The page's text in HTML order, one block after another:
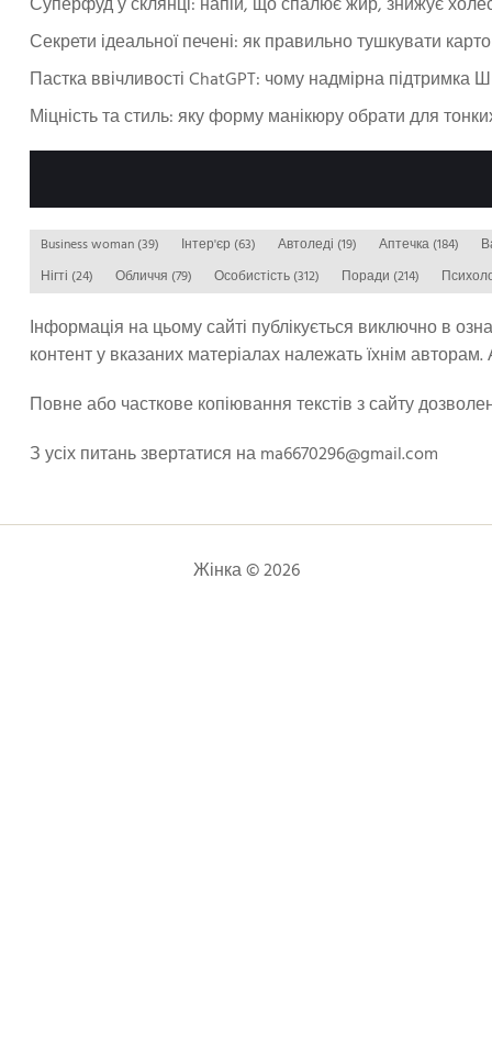
Секрети ідеальної печені: як правильно тушкувати
Пастка ввічливості ChatGPT: чому надмірна
Міцність та стиль: яку форму манікюру обрати для
Business woman (39) Інтер'єр (63) Автоледі (19) Аптечка (184)
Нігті (24) Обличчя (79) Особистість (312) Поради (214)
Інформація на цьому сайті публікується виключно в
контент у вказаних матеріалах належать їхнім авторам.
Повне або часткове копіювання текстів з сайту
З усіх питань звертатися наma6670296@gmail.com
Жінка © 2026